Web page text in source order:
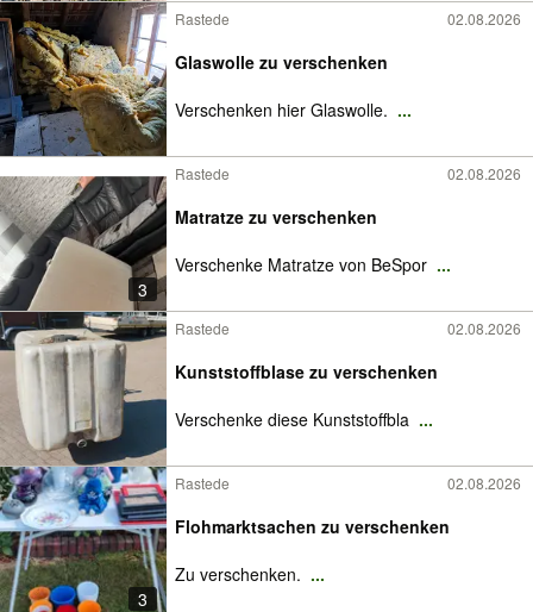
Rastede 02.08.2026
Glaswolle zu verschenken
Verschenken hier Glaswolle. ...
3
Rastede 02.08.2026
Matratze zu verschenken
Verschenke Matratze von BeSpor ...
Rastede 02.08.2026
Kunststoffblase zu verschenken
Verschenke diese Kunststoffbla ...
3
Rastede 02.08.2026
Flohmarktsachen zu verschenken
Zu verschenken. ...